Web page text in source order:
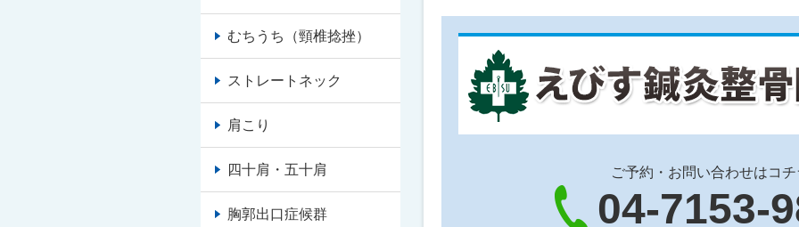
ご予約・お問い合わせはコ
04-7153-
むちうち（頸椎捻挫）
ストレートネック
肩こり
四十肩・五十肩
胸郭出口症候群